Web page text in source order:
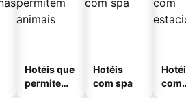
Hotéis que
permitem
Hotéis
com spa
com